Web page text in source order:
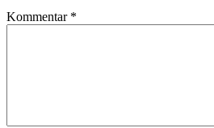
Kommentar *